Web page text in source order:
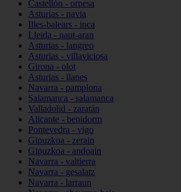
Castellón - orpesa
Asturias - navia
Illes-balears - inca
Lleida - naut-aran
Asturias - langreo
Asturias - villaviciosa
Girona - olot
Asturias - llanes
Navarra - pamplona
Salamanca - salamanca
Valladolid - zaratán
Alicante - benidorm
Pontevedra - vigo
Gipuzkoa - zerain
Gipuzkoa - andoain
Navarra - valtierra
Navarra - gesalatz
Navarra - larraun